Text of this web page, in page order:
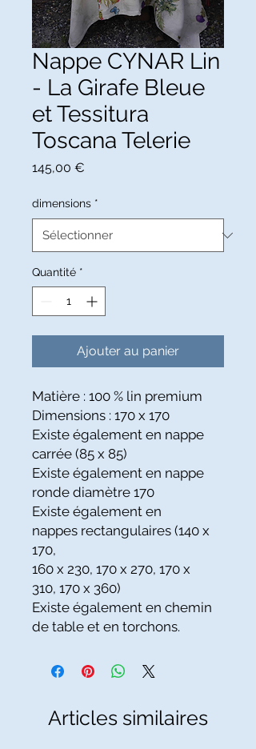
Nappe CYNAR Lin
- La Girafe Bleue
et Tessitura
Toscana Telerie
145,00 €
dimensions *
Quantité *
Ajouter au panier
Matière : 100 % lin premium
Dimensions : 170 x 170
Existe également en nappe
carrée (85 x 85)
Existe également en nappe
ronde diamètre 170
Existe également en
nappes rectangulaires (140 x
170,
160 x 230, 170 x 270, 170 x
310, 170 x 360)
Existe également en chemin
de table et en torchons.
Articles similaires